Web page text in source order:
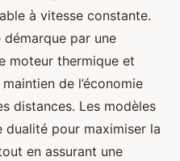
à vitesse constante.
démarque par une
moteur thermique et
de l’économie
distances. Les modèles
pour maximiser la
en assurant une